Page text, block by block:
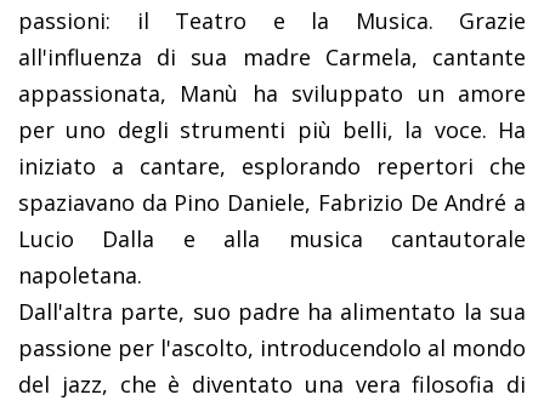
passioni: il Teatro e la Musica. Grazie
all'influenza di sua madre Carmela, cantante
appassionata, Manù
ha sviluppato un amore
per uno degli strumenti più belli, la voce. Ha
iniziato a cantare, esplorando repertori che
spaziavano da Pino Daniele, Fabrizio De André a
Lucio Dalla e alla musica cantautorale
napoletana.
Dall'altra parte, suo padre ha alimentato la sua
passione per l'ascolto, introducendolo al mondo
del jazz, che è diventato una vera filosofia di